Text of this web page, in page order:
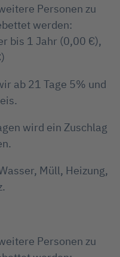
Personen zu
werden:
bis 1 Jahr (0,00 €),
ab 21 Tage 5% und
wird ein Zuschlag
Müll, Heizung,
Personen zu